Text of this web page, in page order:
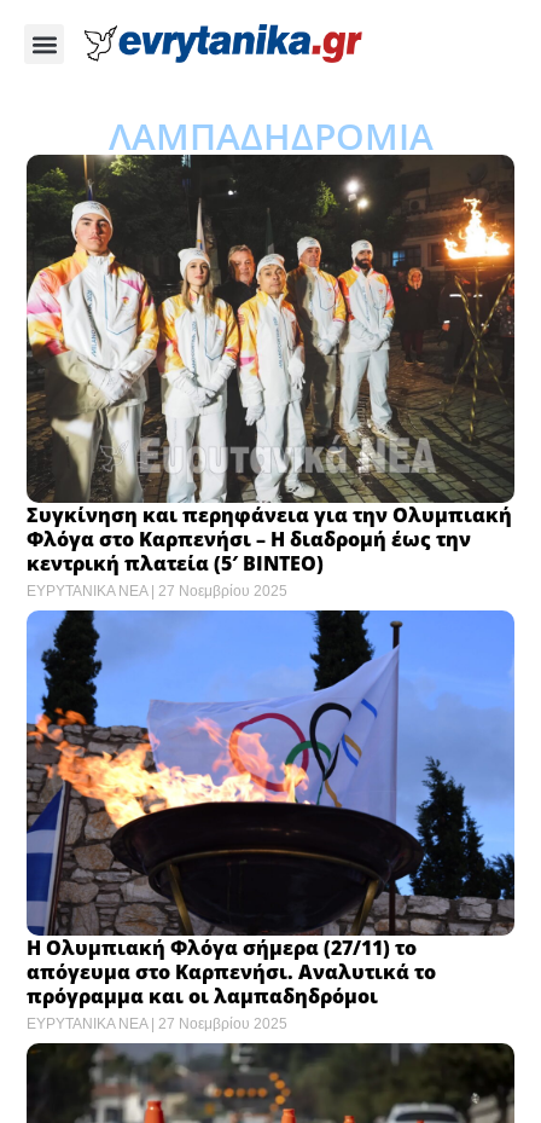
ΛΑΜΠΑΔΗΔΡΟΜΙΑ
Συγκίνηση και περηφάνεια για την Ολυμπιακή
Φλόγα στο Καρπενήσι – Η διαδρομή έως την
κεντρική πλατεία (5′ BINTEO)
ΕΥΡΥΤΑΝΙΚΑ ΝΕΑ 27 Νοεμβρίου 2025
Η Ολυμπιακή Φλόγα σήμερα (27/11) το
απόγευμα στο Καρπενήσι. Αναλυτικά το
πρόγραμμα και οι λαμπαδηδρόμοι
ΕΥΡΥΤΑΝΙΚΑ ΝΕΑ 27 Νοεμβρίου 2025